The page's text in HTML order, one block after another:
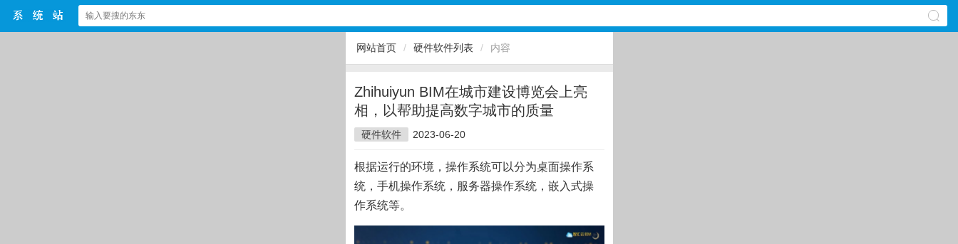
网站首页 / 硬件软件列表 / 内容
Zhihuiyun BIM在城市建设博览会上亮
相，以帮助提高数字城市的质量
硬件软件 2023-06-20
根据运行的环境，操作系统可以分为桌面操作系
统，手机操作系统，服务器操作系统，嵌入式操
作系统等。